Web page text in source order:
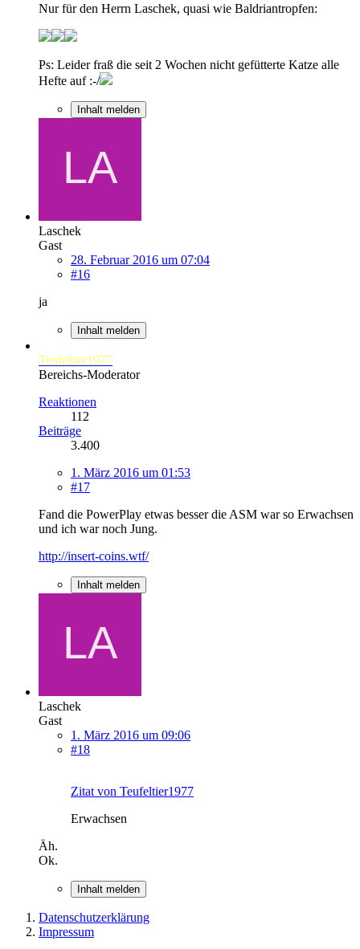
Nur für den Herrn Laschek, quasi wie Baldriantropfen:
Ps: Leider fraß die seit 2 Wochen nicht gefütterte Katze alle
Hefte auf :-/
Inhalt melden
Laschek
Gast
28. Februar 2016 um 07:04
#16
ja
Inhalt melden
Teufeltier1977
Bereichs-Moderator
Reaktionen
112
Beiträge
3.400
1. März 2016 um 01:53
#17
Fand die PowerPlay etwas besser die ASM war so Erwachsen
und ich war noch Jung.
http://insert-coins.wtf/
Inhalt melden
Laschek
Gast
1. März 2016 um 09:06
#18
Zitat von Teufeltier1977
Erwachsen
Äh.
Ok.
Inhalt melden
Datenschutzerklärung
Impressum